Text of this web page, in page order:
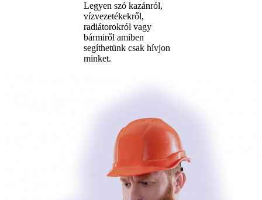
Legyen szó kazánról,
vízvezetékekről,
radiátorokról vagy
bármiről amiben
segíthetünk csak hívjon
minket.